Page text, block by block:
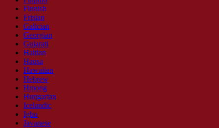
Finnish
Frisian
Galician
Georgian
Gujarati
Haitian
Hausa
Hawaiian
Hebrew
Hmong
Hungarian
Icelandic
Igbo
Javanese